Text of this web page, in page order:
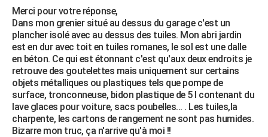
Merci pour votre réponse,
Dans mon grenier situé au dessus du garage c'est un
plancher isolé avec au dessus des tuiles. Mon abri jardin
est en dur avec toit en tuiles romanes, le sol est une dalle
en béton. Ce qui est étonnant c'est qu'aux deux endroits je
retrouve des goutelettes mais uniquement sur certains
objets métalliques ou plastiques tels que pompe de
surface, tronconneuse, bidon plastique de 5 l contenant du
lave glaces pour voiture, sacs poubelles... . Les tuiles,la
charpente, les cartons de rangement ne sont pas humides.
Bizarre mon truc, ça n'arrive qu'à moi !!